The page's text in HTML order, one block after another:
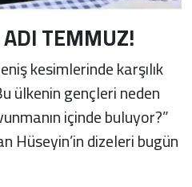
TEMMUZ!
kesimlerinde karşılık
ülkenin gençleri neden
içinde buluyor?”
Hüseyin’in dizeleri bugün